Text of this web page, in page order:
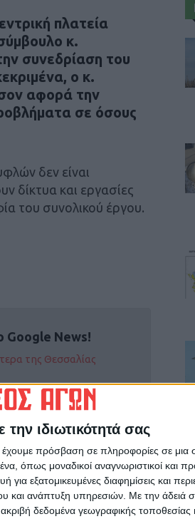
την ιδιωτικότητά σας
έχουμε πρόσβαση σε πληροφορίες σε
όπως μοναδικοί αναγνωριστικοί και
εξατομικευμένες διαφημίσεις και
και ανάπτυξη υπηρεσιών. Με την άδειά
δεδομένα γεωγραφικής τοποθεσίας
πλατεία
κ.
συνεδρίαση του
ο κ.
αφορά την
σε όσους
δεν είναι
δίκτυα και εργασίες
του συνολικού έργου.
Google News!
της Θεσσαλίας
ΕΠΟΜΕΝΟ ΑΡΘΡΟ
το πιο παλιό τουρνουά τένις
του κόσμου